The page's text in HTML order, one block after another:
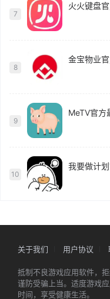
7
火火键盘
8
金宝物业
9
MeTV官方
10
我要做计
关于我们 用户协议
抵制不良游戏应用软件，
谨防受骗上当。适度游戏
时间，享受健康生活。